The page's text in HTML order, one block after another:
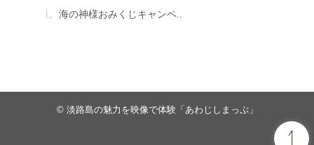
海の神様おみくじキャンペ..
© 淡路島の魅力を映像で体験「あわじしまっぷ」